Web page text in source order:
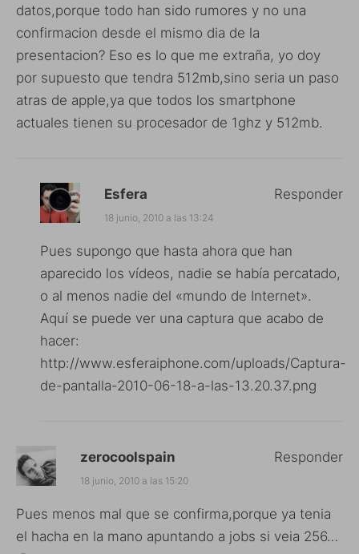
datos,porque todo han sido rumores y no una
confirmacion desde el mismo dia de la
presentacion? Eso es lo que me extraña, yo doy
por supuesto que tendra 512mb,sino seria un paso
atras de apple,ya que todos los smartphone
actuales tienen su procesador de 1ghz y 512mb.
Esfera
18 junio, 2010 a las 13:24
Pues supongo que hasta ahora que han
aparecido los vídeos, nadie se había percatado,
o al menos nadie del «mundo de Internet».
Aquí se puede ver una captura que acabo de
hacer:
http://www.esferaiphone.com/uploads/Captura-
de-pantalla-2010-06-18-a-las-13.20.37.png
Responder
zerocoolspain
18 junio, 2010 a las 15:20
Pues menos mal que se confirma,porque ya tenia
el hacha en la mano apuntando a jobs si veia 256…
Responder